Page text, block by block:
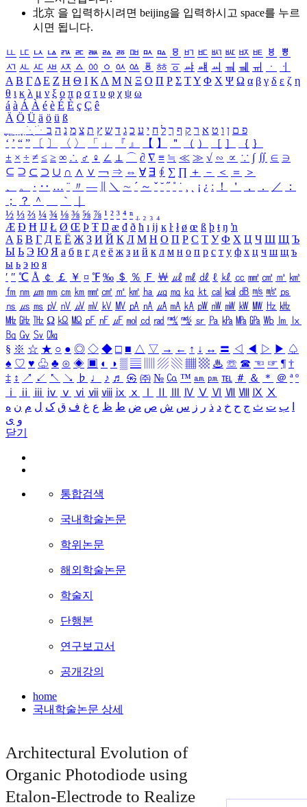
北京 을 입력하시려면 beijing을 입력하시고 space를 누르
시면 됩니다.
ㅥ ㅦ ㅧ ㅨ ㅩ ㅪ ㅫ ㅬ ㅭ ㅮ ㅯ ㅰ ㅱ ㅲ ㅳ ㅴ ㅵ ㅶ ㅷ ㅸ
ㅹ
ㅺ ㅻ ㅼ ㅽ ㅾ ㅿ ㆀ ㆁ ㆂ ㆃ ㆄ ㆅ ㆆ ㆇ ㆈ ㆉ ㆊ ㆋ ㆌ ㆍ
ㆎ
Α Β ΓΔ Ε Ζ Η Θ Ι ΚΛ Μ Ν Ξ Ο Π Ρ Σ ΤΥ Φ Χ Ψ Ω α β γ δ ε ζ η
θ ι κ λ μ ν ξ ο π ρ σ τ υ φ χ ψ ω
á à Á À é è É È ç Ç ê
Ä Ö Ü ä ö ü ß
ִֶֹ ֻּ ׁׂ פ ם ן ו ט א ר ק ף ך ל ח י ע כ ג ד ש ץ ת צ מ נ ה ב
‘ ’ “ ” 〔 〕 〈 〉 「 」 『 』 【 】 ＂ （ ） ［ ］ ｛ ｝
± × ÷ ≠ ≤ ≥ ∞ ∴ ♂ ♀ ∠ ⊥ ⌒ ∂ ∇ ≡ ≒ ≪ ≫ √ ∽ ∝ ∵ ∫ ∬ ∈ ∋
⊆ ⊇ ⊂ ⊃ ∪ ∩ ∧ ∨ ￢ ⇒ ⇔ ∀ ∃ ∮ ∑ ∏ ＋ － ＜ ＝
＞
、
。 · ‥ … ¨ 〃 ― ＼ ∼ ´ ～ ˇ ˘ ˝ ˚ ˙ ¸ ¡ ¿ ː ！ ＇ ， ． ／
：
；
？ ＾ ｀
½ ⅓ ⅔ ¼ ¾ ⅛ ⅜ ⅝ ⅞ ¹ ² ³ ⁴ ⁿ ₁ ₂ ₃ ₄
Æ Ð Ħ Ĳ Ł Ø Œ Þ Ŧ Ŋ æ đ ð ħ ı ĳ ĸ ŀ ł ø œ ß þ ŧ ŋ ŉ
А Б В Г Д Е Ё Ж З И Й К Л М Н О П Р С Т У Ф Х Ц Ч Ш Щ Ъ
Ы Ь Э Ю Я а б в г д е ё ж з и й к л м н о п р с т у ф х ц ч ш щ ъ
ы ь э ю я
′ ″ ℃ Å ￠ ￡ ￥ ¤ ℉ ‰ ＄ ％ Ｆ ￦ ㎕ ㎖ ㎗ ℓ ㎘ ㏄ ㎣ ㎤ ㎥ ㎦
㎙ ㎚ ㎛ ㎜ ㎝ ㎞ ㎟ ㎠ ㎡ ㎢ ㏊ ㎍ ㎎ ㎏ ㏏ ㎈ ㎉ ㏈ ㎧ ㎨ ㎰
㎱ ㎲ ㎳ ㎴ ㎵ ㎶ ㎷ ㎸ ㎹ ㎀ ㎁ ㎂ ㎃ ㎄ ㎺ ㎻ ㎽ ㎾ ㎿ ㎐ ㎑
㎒ ㎓ ㎔ Ω ㏀ ㏁ ㎊ ㎋ ㎌ ㏖ ㏅ ㎭ ㎮ ㎯ ㏛ ㎩ ㎪ ㎫ ㎬ ㏝ ㏐
㏓
㏃ ㏉ ㏜ ㏆
§ ※ ☆ ★ ○ ● ◎ ◇ ◆ □ ■ △ ▽ → ← ↑ ↓ ↔ 〓 ◁ ◀ ▷ ▶ ♤
♠ ♡ ♥ ♧ ♣ ⊙ ◈ ▣ ◐ ◑ ▒ ▤ ▨ ▧ ▦ ▩ ♨ ☏ ☎ ☜ ☞ ¶ †
‡ ↕ ↗ ↙ ↖ ↘ ♭ ♩ ♪ ♬ ㉿ ㈜ № ㏇ ™ ㏂ ㏘ ℡ ＃ ＆ ＊ ＠ ª º
ⅰ
ⅱ ⅲ ⅳ ⅴ ⅵ ⅶ ⅷ ⅸ ⅹ Ⅳ Ⅴ Ⅵ Ⅶ Ⅷ Ⅸ Ⅹ
ب ت ث ج ح خ د ذ ر ز س ش ص ض ط ظ ع غ ف ق ک ل م ن ه
و ی
닫기
통합검색
국내학술논문
학위논문
해외학술논문
학술지
단행본
연구보고서
공개강의
home
국내학술논문 상세
Architectural Evolution of
Organic Photodiode using
Etalon-Electrode to Realize